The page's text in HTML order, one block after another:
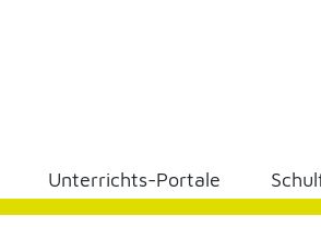
Unterrichts-Portale